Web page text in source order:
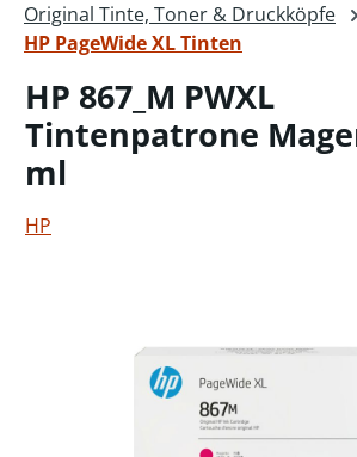
Original Tinte, Toner & Druckköpfe
HP PageWide XL Tinten
HP 867_M PWXL
Tintenpatrone
ml
HP